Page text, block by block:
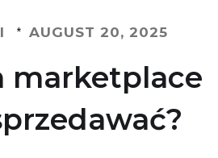
* AUGUST 20, 2025
marketplace